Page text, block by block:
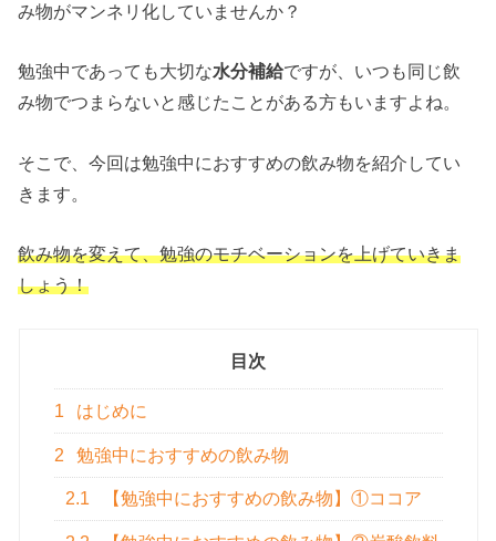
み物がマンネリ化していませんか？
勉強中であっても大切な水分補給ですが、いつも同じ飲
み物でつまらないと感じたことがある方もいますよね。
そこで、今回は勉強中におすすめの飲み物を紹介してい
きます。
飲み物を変えて、勉強のモチベーションを上げていきま
しょう！
目次
1 はじめに
2 勉強中におすすめの飲み物
2.1 【勉強中におすすめの飲み物】①ココア